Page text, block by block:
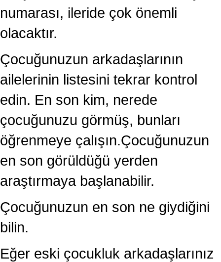
numarası, ileride çok önemli
olacaktır.
Çocuğunuzun arkadaşlarının
ailelerinin listesini tekrar kontrol
edin. En son kim, nerede
çocuğunuzu görmüş, bunları
öğrenmeye çalışın.Çocuğunuzun
en son görüldüğü yerden
araştırmaya başlanabilir.
Çocuğunuzun en son ne giydiğini
bilin.
Eğer eski çocukluk arkadaşlarınız